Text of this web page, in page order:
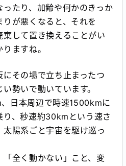
たり、加齢や何かのきっか
が悪くなると、それを
棄して置き換えることがい
ますね。
その場で立ち止まったつ
勢いで動いています。
日本周辺で時速1500kmに
り、秒速約30kmという速さ
陽系ごと宇宙を駆け巡っ
全く動かない」こと、変